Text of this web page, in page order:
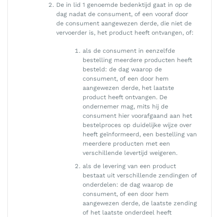
De in lid 1 genoemde bedenktijd gaat in op de
dag nadat de consument, of een vooraf door
de consument aangewezen derde, die niet de
vervoerder is, het product heeft ontvangen, of:
als de consument in eenzelfde
bestelling meerdere producten heeft
besteld: de dag waarop de
consument, of een door hem
aangewezen derde, het laatste
product heeft ontvangen. De
ondernemer mag, mits hij de
consument hier voorafgaand aan het
bestelproces op duidelijke wijze over
heeft geïnformeerd, een bestelling van
meerdere producten met een
verschillende levertijd weigeren.
als de levering van een product
bestaat uit verschillende zendingen of
onderdelen: de dag waarop de
consument, of een door hem
aangewezen derde, de laatste zending
of het laatste onderdeel heeft